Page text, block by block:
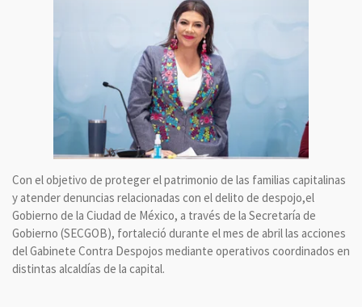
Con el objetivo de proteger el patrimonio de las familias capitalinas
y atender denuncias relacionadas con el delito de despojo,el
Gobierno de la Ciudad de México, a través de la Secretaría de
Gobierno (SECGOB), fortaleció durante el mes de abril las acciones
del Gabinete Contra Despojos mediante operativos coordinados en
distintas alcaldías de la capital.